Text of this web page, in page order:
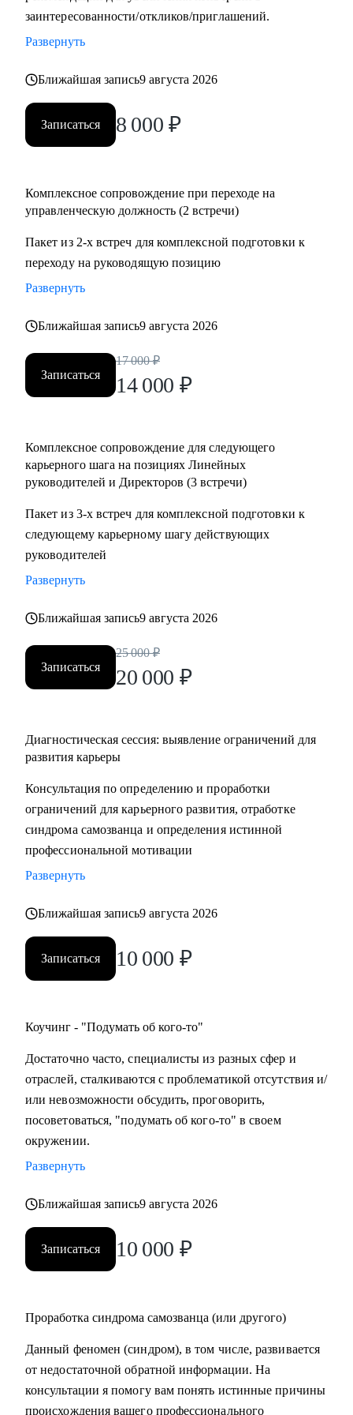
системы мотивации и использую методику целеполагания
для достижения бизнес-результатов;
построения партнерских отношений;
• Сотрудничаю с ВУЗами в разрезе карьерных определений
студентов;
• Аудит резюме для управляющих позиций;
• Проработка навыков построения и мотивации команды;
• Стратегическое планирование и целеполагание;
• Определение истинных целей и мотиваций;
• Определение ограничений и их проработка;
• Определить вектор направления карьеры;
• Многое другое;
• Директорам по направлениям: общее и операционное
управление, продажи, развитие бизнеса;
• Собственникам/акционерам компаний;
• Руководителям групп/отделов;
• Менеджерам, при переходе на руководящие должности;
• Студентам и молодым специалистам, в построение
заинтересованности/откликов/приглашений.
Развернуть
Ближайшая запись9 августа 2026
Записаться 8 000 ₽
Комплексное сопровождение при переходе на
управленческую должность (2 встречи)
Пакет из 2-х встреч для комплексной подготовки к
переходу на руководящую позицию
Развернуть
Ближайшая запись9 августа 2026
Записаться
17 000 ₽
14 000 ₽
Комплексное сопровождение для следующего
карьерного шага на позициях Линейных
руководителей и Директоров (3 встречи)
Пакет из 3-х встреч для комплексной подготовки к
следующему карьерному шагу действующих
руководителей
Развернуть
Ближайшая запись9 августа 2026
Записаться
25 000 ₽
20 000 ₽
Диагностическая сессия: выявление ограничений для
развития карьеры
Консультация по определению и проработки
ограничений для карьерного развития, отработке
синдрома самозванца и определения истинной
профессиональной мотивации
Развернуть
Ближайшая запись9 августа 2026
Записаться 10 000 ₽
Коучинг - "Подумать об кого-то"
Достаточно часто, специалисты из разных сфер и
отраслей, сталкиваются с проблематикой отсутствия и/
или невозможности обсудить, проговорить,
посоветоваться, "подумать об кого-то" в своем
окружении.
Развернуть
Ближайшая запись9 августа 2026
Записаться 10 000 ₽
Проработка синдрома самозванца (или другого)
Данный феномен (синдром), в том числе, развивается
от недостаточной обратной информации. На
консультации я помогу вам понять истинные причины
происхождения вашего профессионального